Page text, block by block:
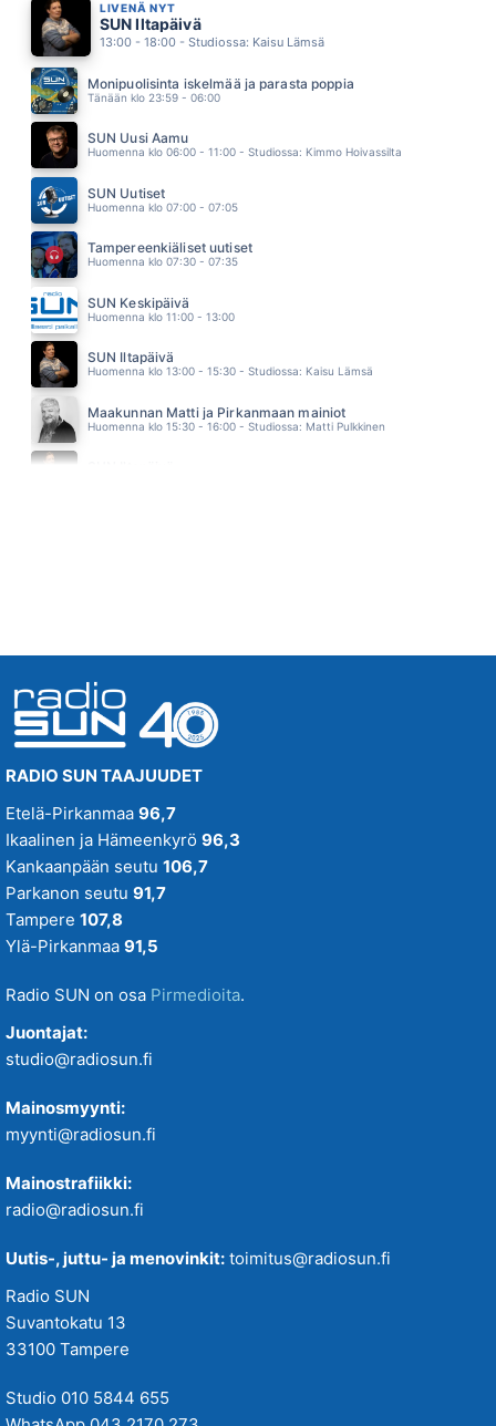
KUKA NÄKEE
NELJÄ RUUSUA
11.26
ELLIS
11.23
SAIJA TUUPANEN
11.16
TINA TURNER
11.12
JANI WICKHOLM
11.08
DASHA
11.04
KUNINGASIDEA
10.56
VESTERINEN YHTYEINEEN
10.52
LIVENÄ NYT
SUN Iltapäivä
13:00 - 18:00 - Studiossa: Kaisu Lämsä
Monipuolisinta iskelmää ja parasta poppia
Tänään klo 23:59 - 06:00
SUN Uusi Aamu
Huomenna klo 06:00 - 11:00 - Studiossa: Kimmo Hoivassilta
SUN Uutiset
Huomenna klo 07:00 - 07:05
Tampereenkiäliset uutiset
Huomenna klo 07:30 - 07:35
SUN Keskipäivä
Huomenna klo 11:00 - 13:00
SUN Iltapäivä
Huomenna klo 13:00 - 15:30 - Studiossa: Kaisu Lämsä
Maakunnan Matti ja Pirkanmaan mainiot
Huomenna klo 15:30 - 16:00 - Studiossa: Matti Pulkkinen
RADIO SUN TAAJUUDET
Etelä-Pirkanmaa 96,7
Ikaalinen ja Hämeenkyrö 96,3
Kankaanpään seutu 106,7
Parkanon seutu 91,7
Tampere 107,8
Ylä-Pirkanmaa 91,5
Radio SUN on osa Pirmedioita.
Juontajat:
studio@radiosun.fi
Mainosmyynti:
myynti@radiosun.fi
Mainostrafiikki:
radio@radiosun.fi
Uutis-, juttu- ja menovinkit: toimitus@radiosun.fi
Radio SUN
Suvantokatu 13
33100 Tampere
Studio 010 5844 655